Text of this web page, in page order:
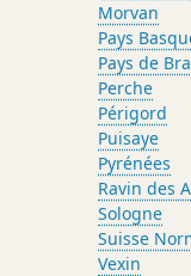
Morvan
Pays
Pays de
Perche
Périgord
Puisaye
Pyrénées
Ravin des
Sologne
Suisse
Vexin